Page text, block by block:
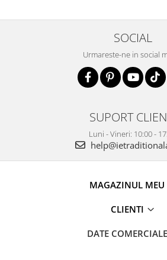
SOCIAL
Urmareste-ne in social
SUPORT
Luni - Vineri: 10:00 -
MAGAZINUL MEU
CLIENTI
DATE COMERCIALE